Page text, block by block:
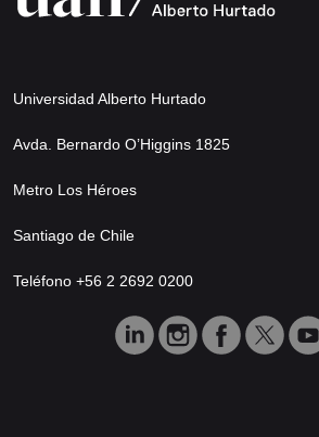
Universidad Alberto Hurtado
Avda. Bernardo O’Higgins 1825
Metro Los Héroes
Santiago de Chile
Teléfono +56 2 2692 0200